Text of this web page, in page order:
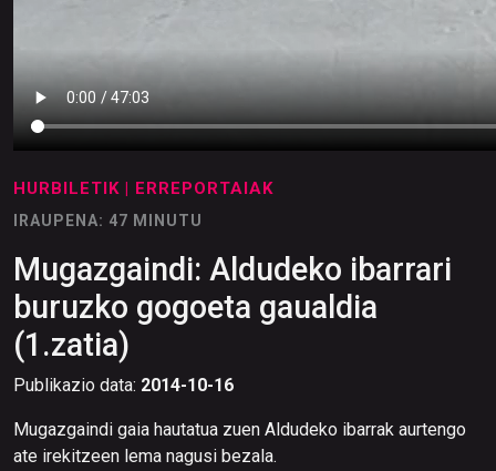
HURBILETIK | ERREPORTAIAK
IRAUPENA: 47 MINUTU
Mugazgaindi: Aldudeko ibarrari
buruzko gogoeta gaualdia
(1.zatia)
Publikazio data: 2014-10-16
Mugazgaindi gaia hautatua zuen Aldudeko ibarrak aurtengo
ate irekitzeen lema nagusi bezala.